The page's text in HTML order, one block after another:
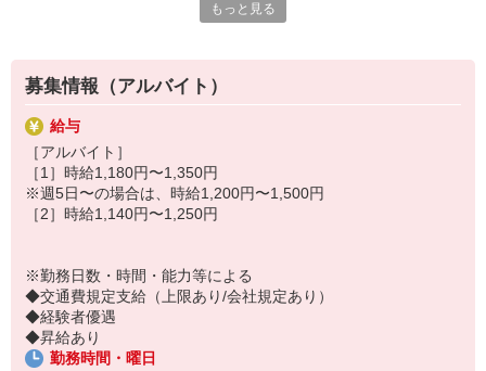
接客での経験を活かして活躍することが出来ますよ。
もちろんアパレル業界未経験でも大歓迎です！
ジーンズが好き、アパレルに興味がある方や未経験の方も、興味が
☆新店舗にてオープニングメンバー大募集☆
今回はみんながゼロからスタート！一緒に良いお店を作りましょう♪
☆シフトは週3日〜、1日4,5時間〜OK、フルタイム希望の方は特に
大歓迎☆
主婦・主夫、大学生、専門学生の方、皆さん大歓迎♪
副業・WワークもOK◎
【具体的な業務例】
■接客や販売
・お客様へのお声がけ
・サイズ選びやコーディネートのご提案
■レジ・お会計
もっと見る
募集情報（アルバイト）
給与
［アルバイト］
［1］時給1,180円〜1,350円
※週5日〜の場合は、時給1,200円〜1,500円
［2］時給1,140円〜1,250円
※勤務日数・時間・能力等による
◆交通費規定支給（上限あり/会社規定あり）
◆経験者優遇
◆昇給あり
勤務時間・曜日